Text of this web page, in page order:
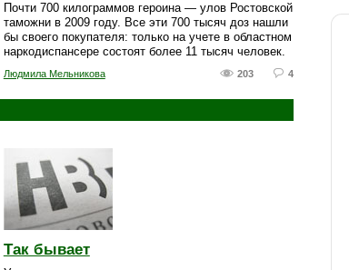
Почти 700 килограммов героина — улов Ростовской
таможни в 2009 году. Все эти 700 тысяч доз нашли
бы своего покупателя: только на учете в областном
наркодиспансере состоят более 11 тысяч человек.
203 4
Людмила Мельникова
Так бывает